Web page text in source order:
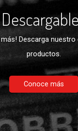
más! Descarga
productos.
Conoce más